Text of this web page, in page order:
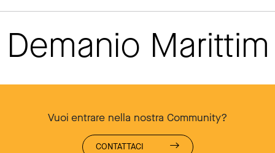
Demanio
Vuoi entrare nella nostra Community?
CONTATTACI